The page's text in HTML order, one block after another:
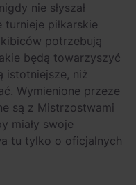
High Five
Five: pięć
w polskim
[czerwiec i
2026]
nie słyszał
turnieje piłkarskie
potrzebują
będą towarzyszyć
istotniejsze, niż
Wymienione przeze
są z Mistrzostwami
miały swoje
tu tylko o oficjalnych